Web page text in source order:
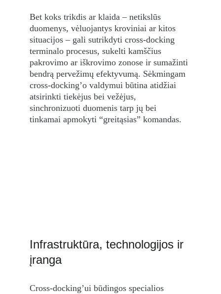
Bet koks trikdis ar klaida – netikslūs
duomenys, vėluojantys kroviniai ar kitos
situacijos – gali sutrikdyti cross-docking
terminalo procesus, sukelti kamščius
pakrovimo ar iškrovimo zonose ir sumažinti
bendrą pervežimų efektyvumą. Sėkmingam
cross-docking’o valdymui būtina atidžiai
atsirinkti tiekėjus bei vežėjus,
sinchronizuoti duomenis tarp jų bei
tinkamai apmokyti “greitąsias” komandas.
Infrastruktūra, technologijos ir
įranga
Cross-docking’ui būdingos specialios